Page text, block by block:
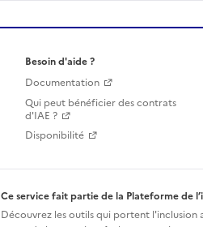
Besoin d'aide ?
Documentation
Qui peut bénéficier des contrats
d'IAE ?
Disponibilité
Ce service fait partie de la Plateforme de
Découvrez les outils qui portent l'inclusion